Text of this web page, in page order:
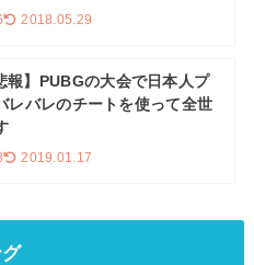
2018.05.29
報】PUBGの大会で日本人プ
レバレのチートを使って全世
2019.01.17